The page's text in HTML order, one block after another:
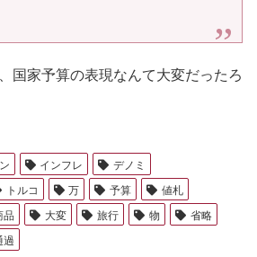
国家予算の表現なんて大変だったろ
インフレ
デノミ
トルコ 万 予算
値札
品 大変 旅行 物
省略
過